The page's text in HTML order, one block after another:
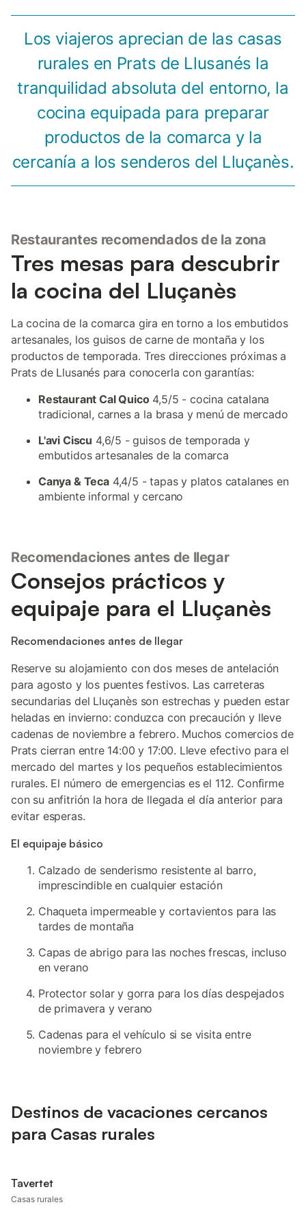
Los viajeros aprecian de las casas
rurales en Prats de Llusanés la
tranquilidad absoluta del entorno, la
cocina equipada para preparar
productos de la comarca y la
cercanía a los senderos del Lluçanès.
Restaurantes recomendados de la zona
Tres mesas para descubrir
la cocina del Lluçanès
La cocina de la comarca gira en torno a los embutidos
artesanales, los guisos de carne de montaña y los
productos de temporada. Tres direcciones próximas a
Prats de Llusanés para conocerla con garantías:
Restaurant Cal Quico4,5/5 - cocina catalana
tradicional, carnes a la brasa y menú de mercado
L'avi Ciscu 4,6/5 - guisos de temporada y
embutidos artesanales de la comarca
Canya & Teca4,4/5 - tapas y platos catalanes en
ambiente informal y cercano
Recomendaciones antes de llegar
Consejos prácticos y
equipaje para el Lluçanès
Recomendaciones antes de llegar
Reserve su alojamiento con dos meses de antelación
para agosto y los puentes festivos. Las carreteras
secundarias del Lluçanès son estrechas y pueden estar
heladas en invierno: conduzca con precaución y lleve
cadenas de noviembre a febrero. Muchos comercios de
Prats cierran entre 14:00 y 17:00. Lleve efectivo para el
mercado del martes y los pequeños establecimientos
rurales. El número de emergencias es el 112. Confirme
con su anfitrión la hora de llegada el día anterior para
evitar esperas.
El equipaje básico
Calzado de senderismo resistente al barro,
imprescindible en cualquier estación
Chaqueta impermeable y cortavientos para las
tardes de montaña
Capas de abrigo para las noches frescas, incluso
en verano
Protector solar y gorra para los días despejados
de primavera y verano
Cadenas para el vehículo si se visita entre
noviembre y febrero
Destinos de vacaciones cercanos
para Casas rurales
Tavertet
Casas rurales